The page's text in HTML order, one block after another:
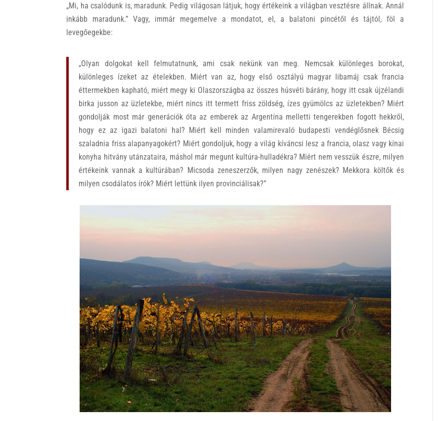
„Mi, ha csalódunk is, maradunk. Pedig világosan látjuk, hogy értékeink a világban vesztésre állnak. Annál
inkább maradunk.” Vagy, immár megemelve a mondatot, el, a balatoni pincétől és tájtól, föl a
levegőegekbe:
„Olyan dolgokat kell felmutatnunk, ami csak nekünk van meg. Nemcsak különleges borokat,
különleges ízeket az ételekben. Miért van az, hogy első osztályú magyar libamáj csak francia
éttermekben kapható, miért megy ki Olaszországba az összes húsvéti bárány, hogy itt csak újzélandi
birka jusson az üzletekbe, miért nincs itt termett friss zöldség, ízes gyümölcs az üzletekben? Miért
gondolják most már generációk óta az emberek az Argentína melletti tengerekben fogott hekkről,
hogy ez az igazi balatoni hal? Miért kell minden valamirevaló budapesti vendéglősnek Bécsig
szaladnia friss alapanyagokért? Miért gondoljuk, hogy a világ kíváncsi lesz a francia, olasz vagy kínai
konyha hitvány utánzataira, máshol már megunt kultúra-hulladékra? Miért nem vesszük észre, milyen
értékeink vannak a kultúrában? Micsoda zeneszerzők, milyen nagy zenészek? Mekkora költők és
milyen csodálatos írók? Miért lettünk ilyen provinciálisak?”